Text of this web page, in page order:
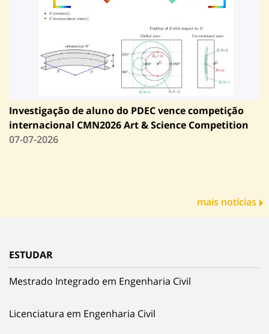
Investigação de aluno do PDEC vence competição
internacional CMN2026 Art & Science Competition
07-07-2026
mais notícias
ESTUDAR
Mestrado Integrado em Engenharia Civil
Licenciatura em Engenharia Civil